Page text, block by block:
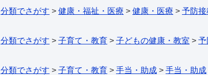
分類でさがす > 健康・福祉・医療 > 健康・医療 > 予防
分類でさがす > 子育て・教育 > 子どもの健康・教室 > 予
分類でさがす > 子育て・教育 > 手当・助成 > 手当・助成